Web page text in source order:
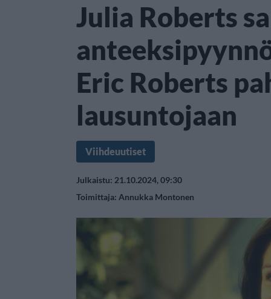
Julia Roberts
Eric Roberts
lausuntojaan
Viihdeuutiset
Julkaistu: 21.10.2024, 09:30
Toimittaja: Annukka Montonen